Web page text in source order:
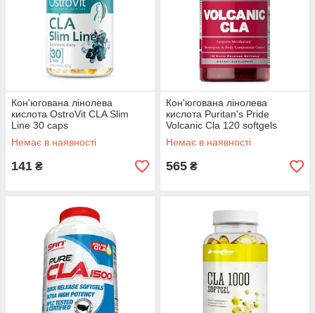
Кон'югована лінолева
кислота OstroVit CLA Slim
Line 30 caps
Немає в наявності
141 ₴
Кон'югована лінолева
кислота Puritan's Pride
Volcanic Cla 120 softgels
Немає в наявності
565 ₴